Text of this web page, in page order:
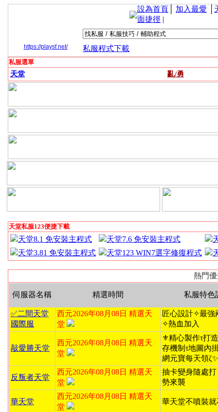
https://playsf.net/
設為首頁 加入最愛
面捷徑 |
私服程式下載
私服選單
天堂 亂/勇
天堂私服123便捷下載
天堂8.1 免安裝主程式 天堂7.6 免安裝主程式
天堂3.81 免安裝主程式
天堂123 WIN7選字修復程式
熱門
伺服器名稱 精選時間 私服特色
✅二間天堂
國際服
西元2026年08月08日 精選天
堂
匠心設計✧最強
✧熱血加入
敲愛勝天堂
西元2026年08月08日 精選天
堂
⚜️精心製作τ打
存機制τ地圖內
網元寶每天領ζ✨
反叛者天堂
西元2026年08月08日 精選天
堂
抽卡變身隨處
勢來襲
華天堂
西元2026年08月08日 精選天
堂
華天堂不噴裝